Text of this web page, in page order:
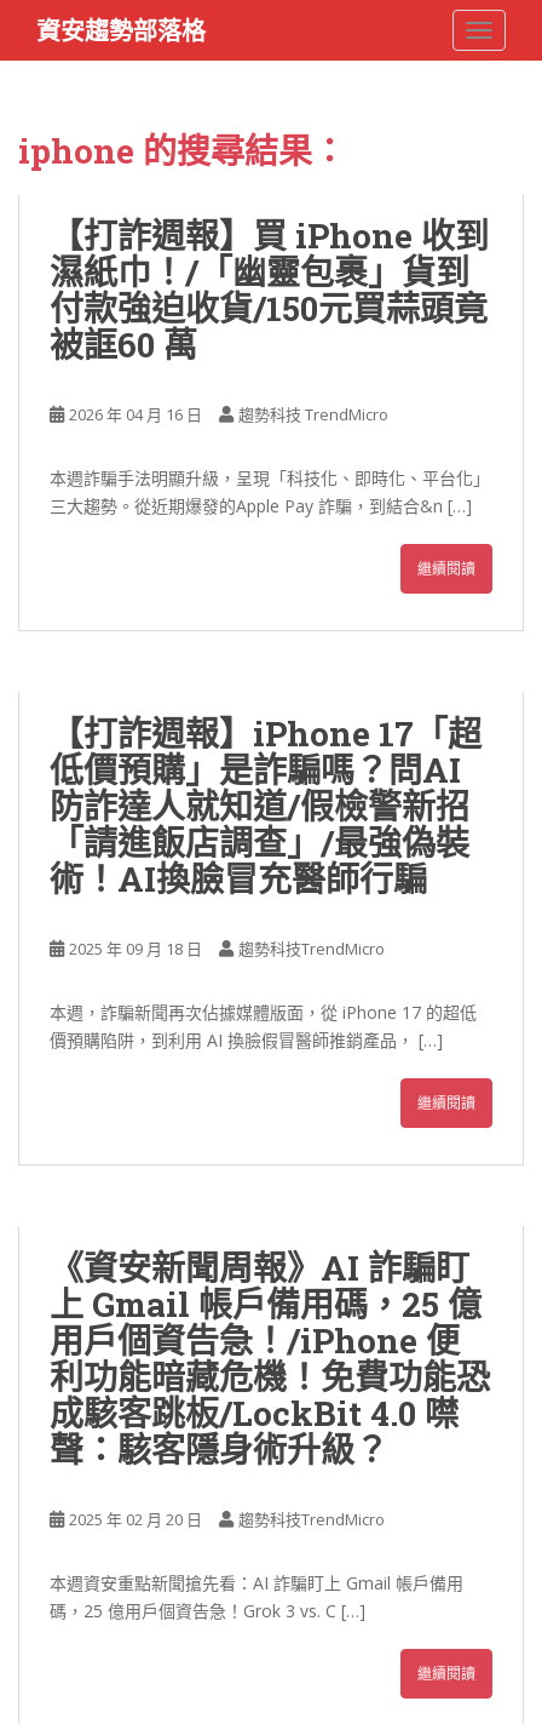
i
資安趨勢部落格
iphone 的搜尋結果：
【打詐週報】買 iPhone 收到
濕紙巾！/「幽靈包裹」貨到
付款強迫收貨/150元買蒜頭竟
被誆60 萬
2026 年 04 月 16 日 趨勢科技 TrendMicro
本週詐騙手法明顯升級，呈現「科技化、即時化、平台化」
三大趨勢。從近期爆發的Apple Pay 詐騙，到結合&n […]
繼續閱讀
【打詐週報】iPhone 17「超
低價預購」是詐騙嗎？問AI
防詐達人就知道/假檢警新招
「請進飯店調查」/最強偽裝
術！AI換臉冒充醫師行騙
2025 年 09 月 18 日 趨勢科技TrendMicro
本週，詐騙新聞再次佔據媒體版面，從 iPhone 17 的超低
價預購陷阱，到利用 AI 換臉假冒醫師推銷產品， […]
繼續閱讀
《資安新聞周報》AI 詐騙盯
上 Gmail 帳戶備用碼，25 億
用戶個資告急！/iPhone 便
利功能暗藏危機！免費功能恐
成駭客跳板/LockBit 4.0 噤
聲：駭客隱身術升級？
2025 年 02 月 20 日 趨勢科技TrendMicro
本週資安重點新聞搶先看：AI 詐騙盯上 Gmail 帳戶備用
碼，25 億用戶個資告急！Grok 3 vs. C […]
繼續閱讀